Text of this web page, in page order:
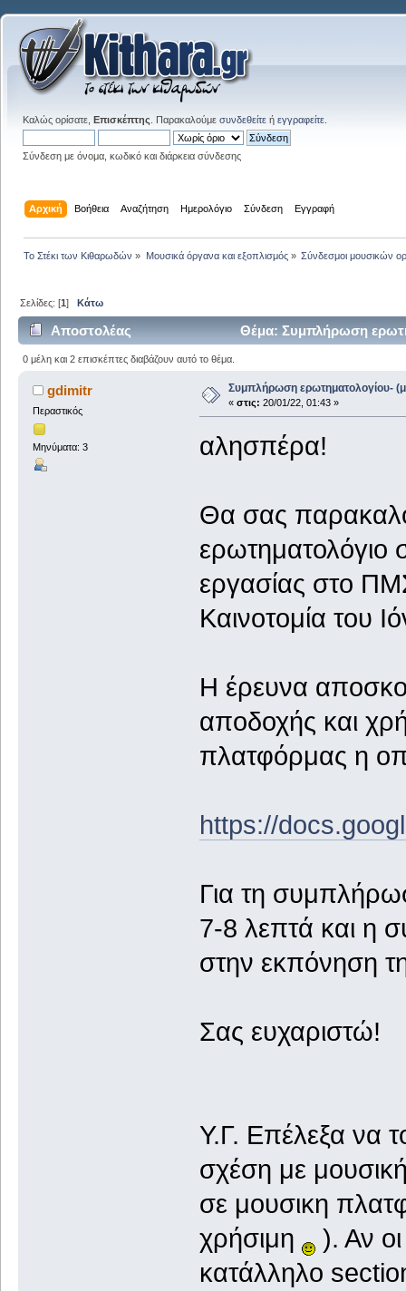
Καλώς ορίσατε, Επισκέπτης . Παρακαλούμε συνδεθείτε ή εγγραφείτε
Σύνδεση με όνομα, κωδικό και διάρκεια σύνδεσης
Αρχική Βοήθεια Αναζήτηση Ημερολόγιο Σύνδεση Εγγραφή
Το Στέκι των Κιθαρωδών » Μουσικά όργανα και εξοπλισμός» Σύνδεσμοι μουσικών
Σελίδες: [1]Κάτω
Αποστολέας Θέμα: Συμπλήρωση
0 μέλη και 2 επισκέπτες διαβάζουν αυτό το θέμα.
gdimitr
Περαστικός
Μηνύματα: 3
Συμπλήρωση ερωτηματολογίου-
« στις: 20/01/22, 01:43 »
αλησπέρα!
Θα σας
ερωτηματολόγιο
εργασίας στο
Καινοτομία του
Η έρευνα
αποδοχής και
πλατφόρμας η
https://
Για τη
7-8 λεπτά και η
στην εκπόνηση
Σας ευχαριστώ!
Y.Γ. Επέλεξα να
σχέση με
σε μουσικη
χρήσιμη
). Αν οι
κατάλληλο